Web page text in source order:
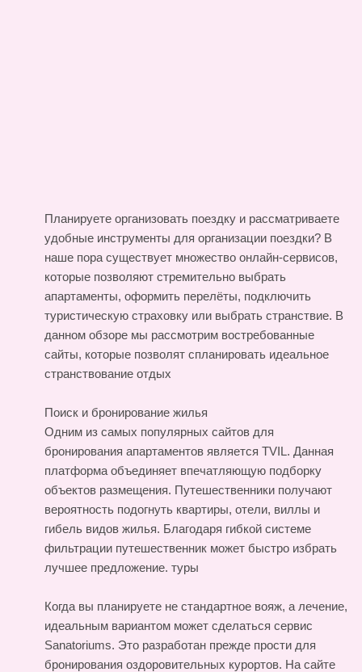
Планируете организовать поездку и рассматриваете
удобные инструменты для организации поездки? В
наше пора существует множество онлайн-сервисов,
которые позволяют стремительно выбрать
апартаменты, оформить перелёты, подключить
туристическую страховку или выбрать странствие. В
данном обзоре мы рассмотрим востребованные
сайты, которые позволят спланировать идеальное
странствование отдых
Поиск и бронирование жилья
Одним из самых популярных сайтов для
бронирования апартаментов является TVIL. Данная
платформа объединяет впечатляющую подборку
объектов размещения. Путешественники получают
вероятность подогнуть квартиры, отели, виллы и
гибель видов жилья. Благодаря гибкой системе
фильтрации путешественник может быстро избрать
лучшее предложение. туры
Когда вы планируете не стандартное вояж, а лечение,
идеальным вариантом может сделаться сервис
Sanatoriums. Это разработан прежде прости для
бронирования оздоровительных курортов. На сайте